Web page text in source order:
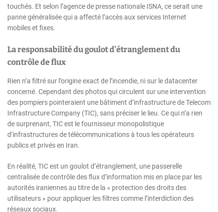
touchés. Et selon l’agence de presse nationale ISNA, ce serait une
panne généralisée qui a affecté l’accès aux services Internet
mobiles et fixes.
La responsabilité du goulot d’étranglement du
contrôle de flux
Rien n’a filtré sur l’origine exact de l’incendie, ni sur le datacenter
concerné. Cependant des photos qui circulent sur une intervention
des pompiers pointeraient une bâtiment d’infrastructure de Telecom
Infrastructure Company (TIC), sans préciser le lieu. Ce qui n’a rien
de surprenant, TIC est le fournisseur monopolistique
d’infrastructures de télécommunications à tous les opérateurs
publics et privés en Iran.
En réalité, TIC est un goulot d’étranglement, une passerelle
centralisée de contrôle des flux d’information mis en place par les
autorités iraniennes au titre de la « protection des droits des
utilisateurs » pour appliquer les filtres comme l’interdiction des
réseaux sociaux.